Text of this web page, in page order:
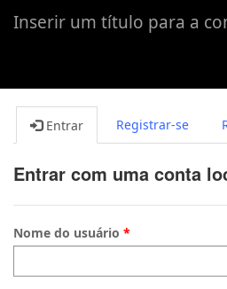
Inserir um título para a
Entrar Registrar-se
Entrar com uma conta
Nome do usuário